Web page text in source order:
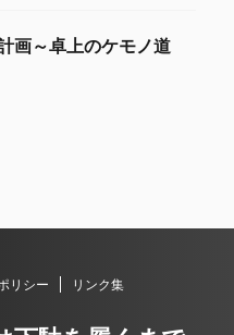
画～卓上のケモノ道
リシー リンク集